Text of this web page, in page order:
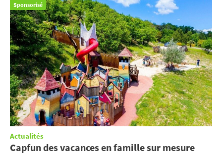
Sponsorisé
Actualités
Capfun des vacances en famille sur mesure